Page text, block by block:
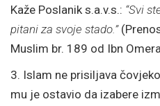
Kaže Poslanik s.a.v.s.: “Svi
pitani za svoje stado.”
Muslim br. 189 od Ibn
3. Islam ne prisiljava
mu je ostavio da izabere